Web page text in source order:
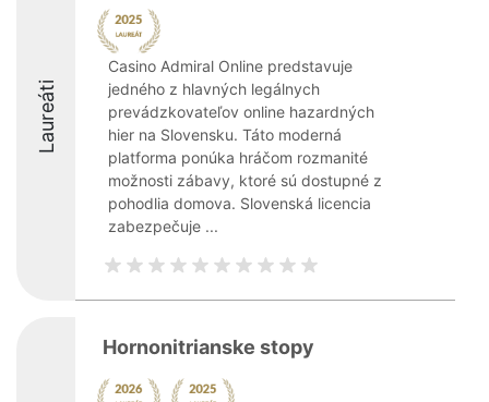
Laureáti
Casino Admiral Online predstavuje
jedného z hlavných legálnych
prevádzkovateľov online hazardných
hier na Slovensku. Táto moderná
platforma ponúka hráčom rozmanité
možnosti zábavy, ktoré sú dostupné z
pohodlia domova. Slovenská licencia
zabezpečuje ...
Hornonitrianske stopy